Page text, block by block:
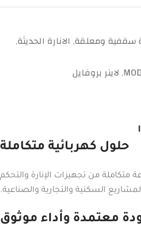
سقفية ومعلقة, الانارة الحديثة,
, لاينر بروفايل
حلول كهربائية متكاملة
من تجهيزات الإنارة والتحكم
السكنية والتجارية والصناعية.
معتمدة وأداء موثوق